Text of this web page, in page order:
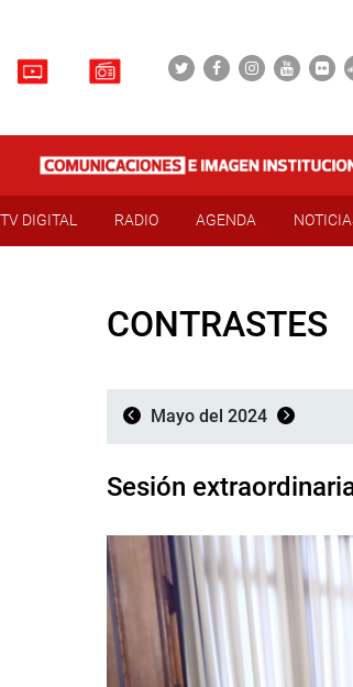
TV DIGITAL RADIO AGENDA
CONTRASTES
Mayo del 2024
Sesión